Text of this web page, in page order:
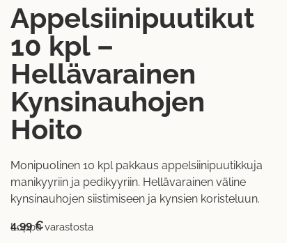
Appelsiinipuutikut
10 kpl –
Hellävarainen
Kynsinauhojen
Hoito
Monipuolinen 10 kpl pakkaus appelsiinipuutikkuja
manikyyriin ja pedikyyriin. Hellävarainen väline
kynsinauhojen siistimiseen ja kynsien koristeluun.
4,99€
Loppu varastosta